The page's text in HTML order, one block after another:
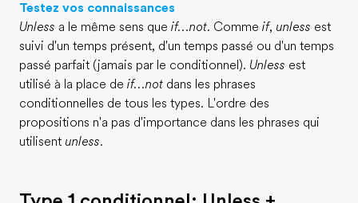
EF recrute
Rejoignez nos équipes
Testez vos connaissances
Unless a le même sens que if...not. Comme if, unless est
suivi d'un temps présent, d'un temps passé ou d'un temps
passé parfait (jamais par le conditionnel). Unless est
utilisé à la place de if...not dans les phrases
conditionnelles de tous les types. L'ordre des
propositions n'a pas d'importance dans les phrases qui
utilisent unless.